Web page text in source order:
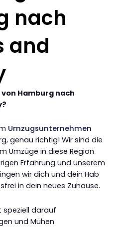
nach
and
Hamburg nach
Umzugsunternehmen
genau richtig! Wir sind die
Umzüge in diese Region
Erfahrung und unserem
wir dich und dein Hab
in dein neues Zuhause.
speziell darauf
und Mühen